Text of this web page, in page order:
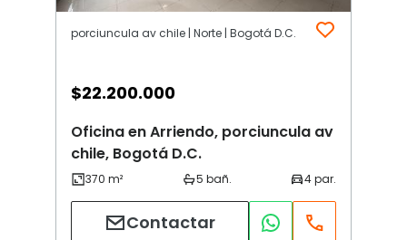
porciuncula av chile | Norte | Bogotá D.C.
$22.200.000
Oficina en Arriendo, porciuncula av
chile, Bogotá D.C.
Contactar